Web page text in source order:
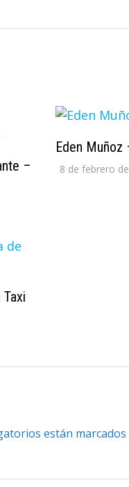
–
Eden Muñoz
8 de febrero
están